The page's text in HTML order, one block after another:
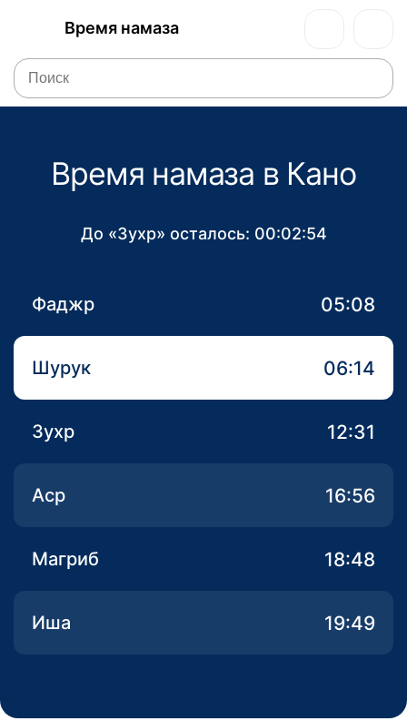
Время намаза
Время намаза в Кано
До «Зухр» осталось: 00:02:54
Фаджр 05:08
Шурук 06:14
Зухр 12:31
Аср 16:56
Магриб 18:48
Иша 19:49